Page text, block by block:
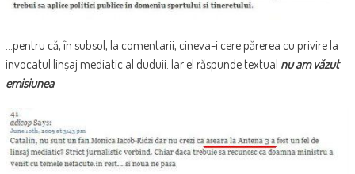
…pentru că, în subsol, la comentarii, cineva-i cere părerea cu privire la
invocatul linșaj mediatic al duduii. Iar el răspunde textual nu am văzut
emisiunea.